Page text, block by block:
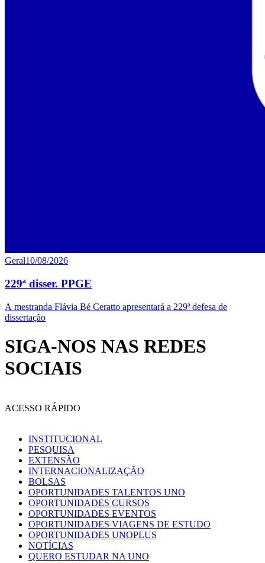
Geral10/08/2026
229ª disser. PPGE
A mestranda Flávia Bé Ceratto apresentará a 229ª defesa de
dissertação
SIGA-NOS NAS REDES
SOCIAIS
ACESSO RÁPIDO
INSTITUCIONAL
PESQUISA
EXTENSÃO
INTERNACIONALIZAÇÃO
BOLSAS
OPORTUNIDADES TALENTOS UNO
OPORTUNIDADES CURSOS
OPORTUNIDADES EVENTOS
OPORTUNIDADES VIAGENS DE ESTUDO
OPORTUNIDADES UNOPLUS
NOTÍCIAS
QUERO ESTUDAR NA UNO